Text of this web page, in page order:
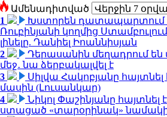
Ամենադիտված
1
Խստորեն դատապարտում
Ռուբինյանի կողմից
լինելը. Դանիել Իոաննիսյան
2
Դերասանին մեղադրում
մեջ․ նա ձերբակալվել է
3
Սիլվա Հակոբյանը
մասին (Լուսանկար)
4
Նիկոլ Փաշինյանը
ստացած «տարօրինակ»